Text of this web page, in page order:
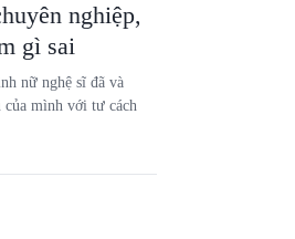
nghiệp,
gì sai
nữ nghệ sĩ đã và
mình với tư cách